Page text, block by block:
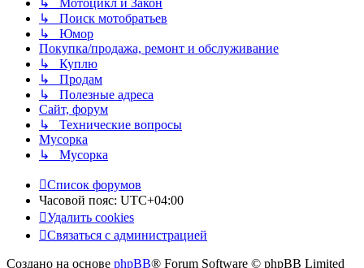
↳ Мотоцикл и Закон
↳ Поиск мотобратьев
↳ Юмор
Покупка/продажа, ремонт и обслуживание
↳ Куплю
↳ Продам
↳ Полезные адреса
Сайт, форум
↳ Технические вопросы
Мусорка
↳ Мусорка
Список форумов
Часовой пояс: UTC+04:00
Удалить cookies
Связаться с администрацией
Создано на основе phpBB® Forum Software © phpBB Limited